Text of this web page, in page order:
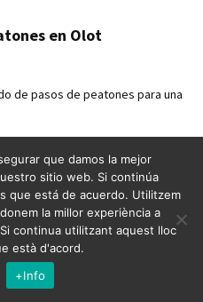
en Olot
de pasos de peatones para una
seguridad vial en
Llobregat
de Llobregat Crossabsa
que damos la mejor
sitio web. Si continúa
que está de acuerdo. Utilitzem
la millor experiència a
continua utilitzant aquest lloc
està d'acord.
+Info